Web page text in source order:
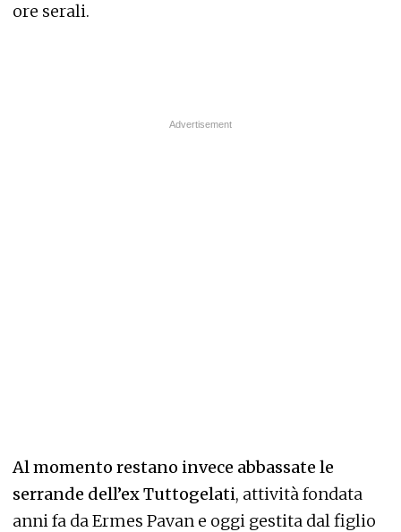
ore serali.
Al momento restano invece abbassate le
serrande dell’ex Tuttogelati, attività fondata
anni fa da Ermes Pavan e oggi gestita dal figlio